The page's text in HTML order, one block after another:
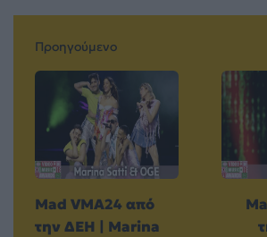
Προηγούμενο
Mad VMA24 από
την ΔΕΗ | Marina